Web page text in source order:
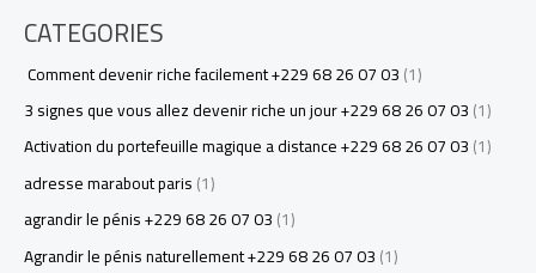
CATEGORIES
Comment devenir riche facilement +229 68 26 07 03(1)
3 signes que vous allez devenir riche un jour +229 68 26 07 03(1)
Activation du portefeuille magique a distance +229 68 26 07 03(1)
adresse marabout paris(1)
agrandir le pénis +229 68 26 07 03(1)
Agrandir le pénis naturellement +229 68 26 07 03(1)